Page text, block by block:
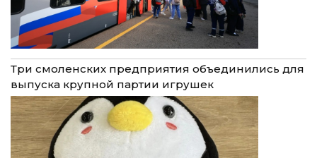
Три смоленских предприятия объединились для
выпуска крупной партии игрушек